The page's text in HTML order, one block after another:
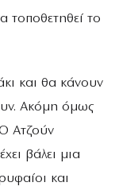
τοποθετηθεί το
και θα κάνουν
Ακόμη όμως
Ατζούν
βάλει μια
και